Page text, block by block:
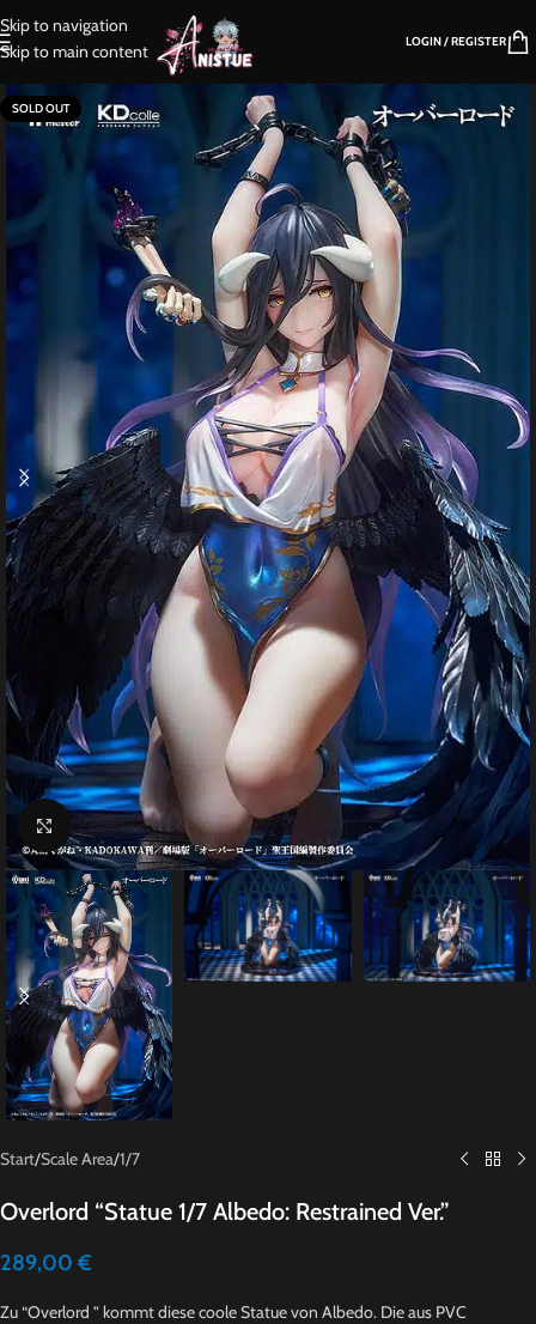
Skip to navigation
Skip to main content
LOGIN / REGISTER
SOLD OUT
Click to enlarge
Start/Scale Area/1/7
Overlord “Statue 1/7 Albedo: Restrained Ver.”
289,00 €
Zu “Overlord ” kommt diese coole Statue von Albedo. Die aus PVC